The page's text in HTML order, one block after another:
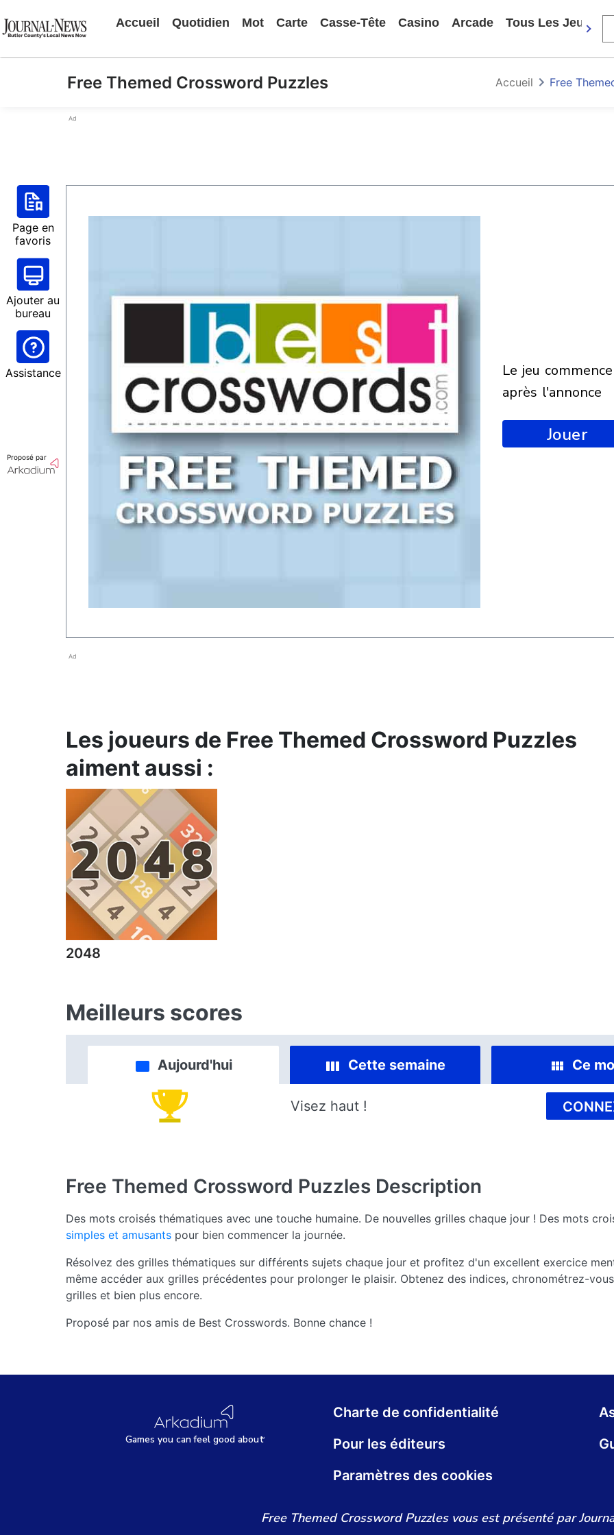
Accueil Quotidien Mot Carte Casse-Tête Casino Arcade Tous Les Jeux
Free Themed Crossword Puzzles Accueil Free
Ad
Page en
favoris
Ajouter au
bureau
Assistance
Proposé par
le jeu commencera
après l'annonce
Jouer
Ad
Les joueurs de Free Themed Crossword Puzzles
aiment aussi :
2048
Meilleurs scores
Aujourd'hui Cette semaine Ce
Visez haut !
Free Themed Crossword Puzzles Description
Des mots croisés thématiques avec une touche humaine. De nouvelles grilles chaque jour ! Des mots
simples et amusants pour bien commencer la journée.
Résolvez des grilles thématiques sur différents sujets chaque jour et profitez d'un excellent exercice
même accéder aux grilles précédentes pour prolonger le plaisir. Obtenez des indices, chronométrez-
grilles et bien plus encore.
Proposé par nos amis de Best Crosswords. Bonne chance !
Games you canfeel good about
Charte de confidentialité
Pour les éditeurs
Paramètres des cookies
Free Themed Crossword Puzzles vous est présenté par